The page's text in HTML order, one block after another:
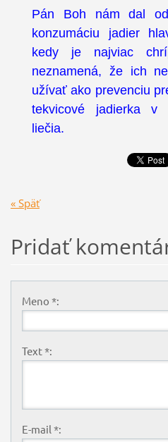
Pán Boh nám dal
konzumáciu jadier
kedy je najviac
neznamená, že ich
užívať ako prevenciu
tekvicové jadierka v
liečia.
« Späť
Pridať
Meno *:
Text *:
E-mail *: